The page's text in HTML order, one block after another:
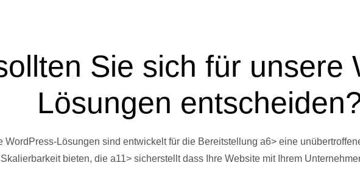
Sie sich für unsere
Lösungen
WordPress-Lösungen sind entwickelt für die Bereitstellung a6> eine
Skalierbarkeit bieten, die a11> sicherstellt dass Ihre Website mit Ihrem